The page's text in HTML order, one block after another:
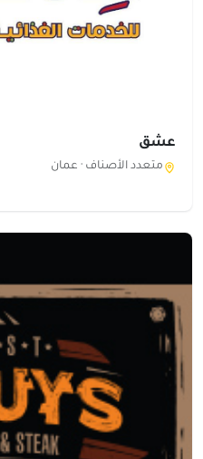
عشق
متعدد الأصناف · عمان